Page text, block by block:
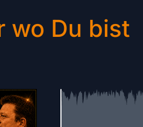
wo Du bist